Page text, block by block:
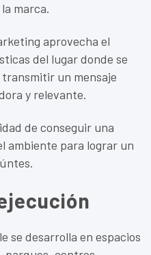
marca.
aprovecha el
del lugar donde se
un mensaje
y relevante.
de conseguir una
ambiente para lograr un
se desarrolla en espacios